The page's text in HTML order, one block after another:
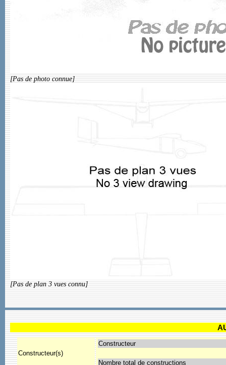
[Pas de photo connue]
[Pas de plan 3 vues connu]
Constructeur(s)
Constructeur
Nombre total de constructions